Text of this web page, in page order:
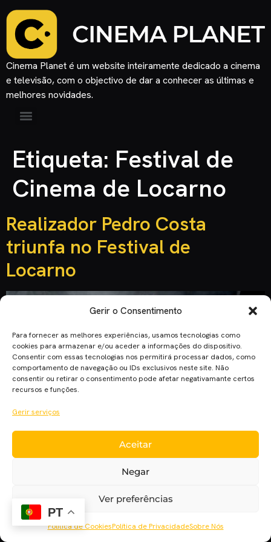
Gerir o Consentimento
Para fornecer as melhores experiências, usamos tecnologias como
cookies para armazenar e/ou aceder a informações do dispositivo.
Consentir com essas tecnologias nos permitirá processar dados, como
comportamento de navegação ou IDs exclusivos neste site. Não
consentir ou retirar o consentimento pode afetar negativamante certos
recursos e funções.
Gerir serviços
Aceitar
Negar
Ver preferências
Política de CookiesPolítica de PrivacidadeSobre Nós
Cinema Planet é um website inteiramente dedicado a cinema
e televisão, com o objectivo de dar a conhecer as últimas e
melhores novidades.
Etiqueta: Festival de
Cinema de Locarno
Realizador Pedro Costa
triunfa no Festival de
Locarno
Pedro Costa e o seu mais recente filme “Vitalina Varela”
saíram triunfantes da 72ª edição do Festival de Cinema de
Locarno, que chegou ao fim este Sábado, trazendo para casa
prémio atribuído ao realizador, a atriz principal, a cabo-
verdiana de 55 anos Vitalina Varela, […]
PT